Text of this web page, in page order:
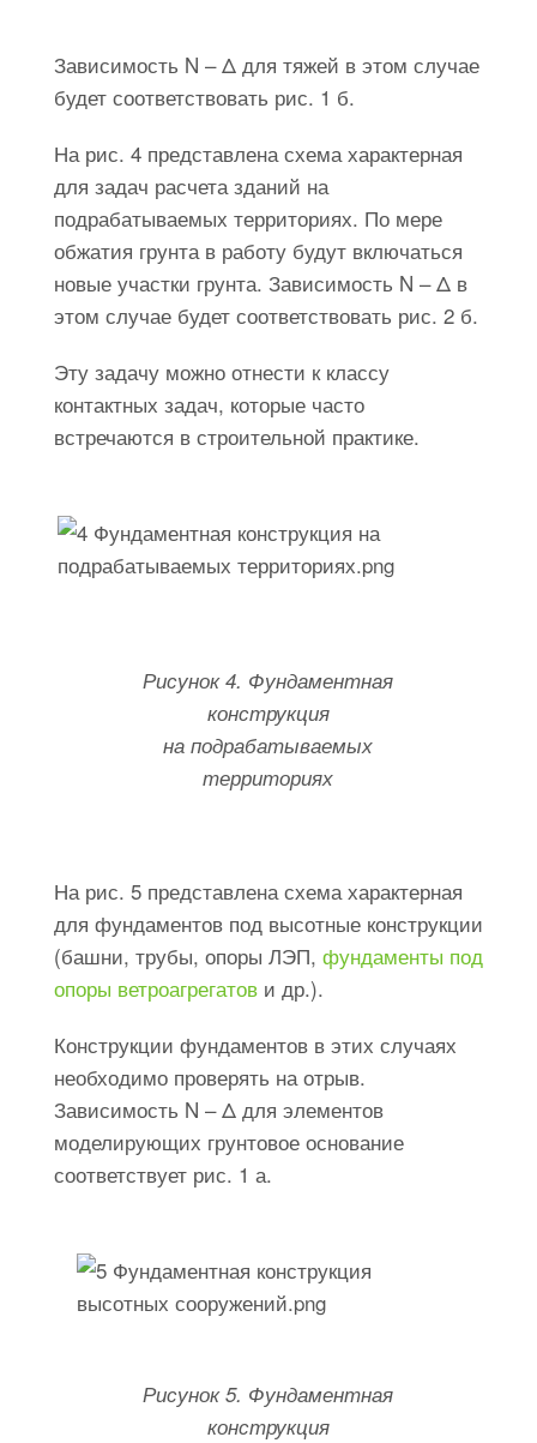
Зависимость N – Δ для тяжей в этом случае
будет соответствовать рис. 1 б.
На рис. 4 представлена схема характерная
для задач расчета зданий на
подрабатываемых территориях. По мере
обжатия грунта в работу будут включаться
новые участки грунта. Зависимость N – Δ в
этом случае будет соответствовать рис. 2 б.
Эту задачу можно отнести к классу
контактных задач, которые часто
встречаются в строительной практике.
Рисунок 4. Фундаментная
конструкция
на подрабатываемых
территориях
На рис. 5 представлена схема характерная
для фундаментов под высотные конструкции
(башни, трубы, опоры ЛЭП, фундаменты под
опоры ветроагрегатов и др.).
Конструкции фундаментов в этих случаях
необходимо проверять на отрыв.
Зависимость N – Δ для элементов
моделирующих грунтовое основание
соответствует рис. 1 а.
Рисунок 5. Фундаментная
конструкция